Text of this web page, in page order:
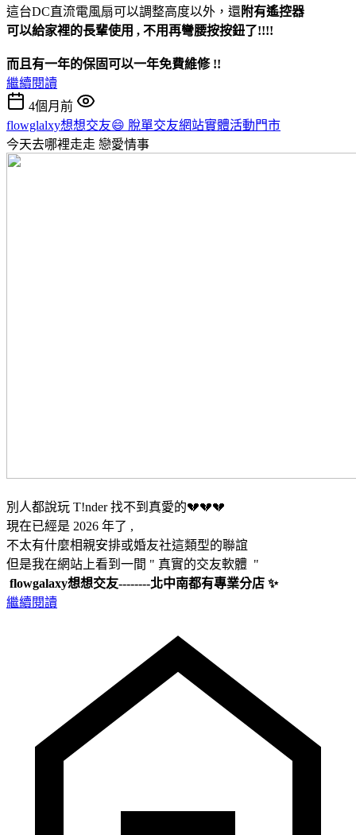
這台DC直流電風扇可以調整高度以外，還附有遙控器
可以給家裡的長輩使用 , 不用再彎腰按按鈕了!!!!
而且有一年的保固可以一年免費維修 !!
繼續閱讀
4個月前
flowglalxy想想交友😄 脫單交友網站實體活動門市
今天去哪裡走走 戀愛情事
別人都說玩 T!nder 找不到真愛的💔💔💔
現在已經是 2026 年了 ,
不太有什麼相親安排或婚友社這類型的聯誼
但是我在網站上看到一間 " 真實的交友軟體 "
flowgalaxy想想交友--------北中南都有專業分店 ✨
繼續閱讀